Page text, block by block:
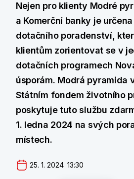
Nejen pro klienty Modré
a Komerční banky je
dotačního poradenství,
klientům zorientovat se v
dotačních programech
úsporám. Modrá pyramida
Státním fondem životního
poskytuje tuto službu
1. ledna 2024 na svých
místech.
25. 1. 2024  13:30